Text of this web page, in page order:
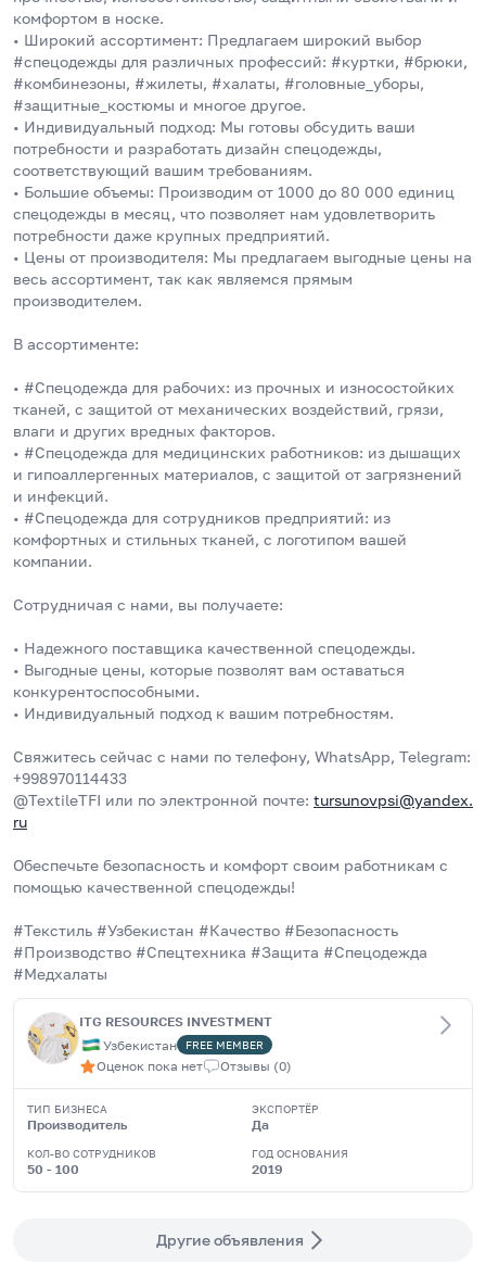
комфортом в носке.
• Широкий ассортимент: Предлагаем широкий выбор
#спецодежды для различных профессий: #куртки, #брюки,
#комбинезоны, #жилеты, #халаты, #головные_уборы,
#защитные_костюмы и многое другое.
• Индивидуальный подход: Мы готовы обсудить ваши
потребности и разработать дизайн спецодежды,
соответствующий вашим требованиям.
• Большие объемы: Производим от 1000 до 80 000 единиц
спецодежды в месяц, что позволяет нам удовлетворить
потребности даже крупных предприятий.
• Цены от производителя: Мы предлагаем выгодные цены на
весь ассортимент, так как являемся прямым
производителем.
В ассортименте:
• #Спецодежда для рабочих: из прочных и износостойких
тканей, с защитой от механических воздействий, грязи,
влаги и других вредных факторов.
• #Спецодежда для медицинских работников: из дышащих
и гипоаллергенных материалов, с защитой от загрязнений
и инфекций.
• #Спецодежда для сотрудников предприятий: из
комфортных и стильных тканей, с логотипом вашей
компании.
Сотрудничая с нами, вы получаете:
• Надежного поставщика качественной спецодежды.
• Выгодные цены, которые позволят вам оставаться
конкурентоспособными.
• Индивидуальный подход к вашим потребностям.
Свяжитесь сейчас с нами по телефону, WhatsApp, Telegram:
+998970114433
@TextileTFI или по электронной почте: tursunovpsi@yandex.
ru
Обеспечьте безопасность и комфорт своим работникам с
помощью качественной спецодежды!
#Текстиль #Узбекистан #Качество #Безопасность
#Производство #Спецтехника #Защита #Спецодежда
#Медхалаты
ITG RESOURCES INVESTMENT
Узбекистан
FREE MEMBER
Оценок пока нет Отзывы (0)
ТИП БИЗНЕСА
Производитель
ЭКСПОРТЁР
Да
КОЛ-ВО СОТРУДНИКОВ
50 - 100
ГОД ОСНОВАНИЯ
2019
Другие объявления